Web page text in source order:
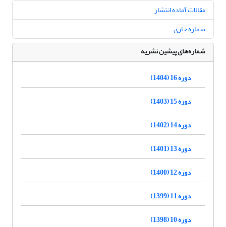
مقالات آماده انتشار
شماره جاری
شماره‌های پیشین نشریه
دوره 16 (1404)
دوره 15 (1403)
دوره 14 (1402)
دوره 13 (1401)
دوره 12 (1400)
دوره 11 (1399)
دوره 10 (1398)